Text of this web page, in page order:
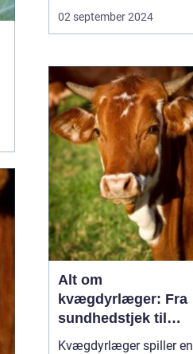
gå et par runder i parken.
Det fordrer både ansvar,
hundeadfær...
02 september 2024
Alt om
kvægdyrlæger: Fra
sundhedstjek til
sygdomsbehandling
Kvægdyrlæger spiller en